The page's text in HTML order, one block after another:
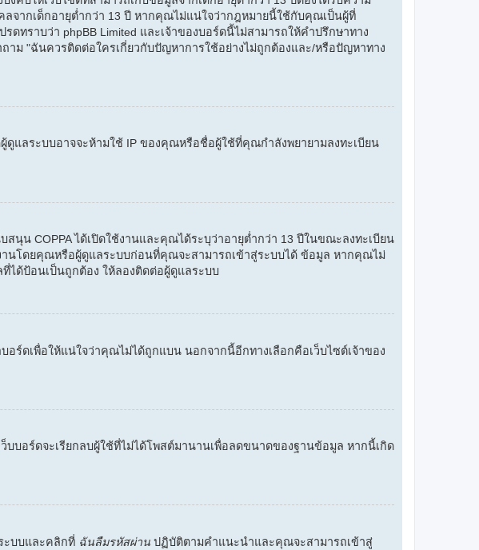
จากเด็กอายุต่ำกว่า 13 ปี หากคุณไม่แน่ใจว่ากฎหมายนี้ใช้กับคุณเป็นผู้ที่
ทราบว่า phpBB Limited และเจ้าของบอร์ดนี้ไม่สามารถให้คำปรึกษาทาง
ม "ฉันควรติดต่อใครเกี่ยวกับปัญหาการใช้อย่างไม่ถูกต้องและ/หรือปัญหาทาง
ผู้ดูแลระบบอาจจะห้ามใช้ IP ของคุณหรือชื่อผู้ใช้ที่คุณกำลังพยายามลงทะเบียน
น COPPA ได้เปิดใช้งานและคุณได้ระบุว่าอายุต่ำกว่า 13 ปีในขณะลงทะเบียน
านโดยคุณหรือผู้ดูแลระบบก่อนที่คุณจะสามารถเข้าสู่ระบบได้ ข้อมูล หากคุณไม่
ได้ป้อนเป็นถูกต้อง ให้ลองติดต่อผู้ดูแลระบบ
ร์ดเพื่อให้แน่ใจว่าคุณไม่ได้ถูกแบน นอกจากนี้อีกทางเลือกคือเว็บไซต์เจ้าของ
บอร์ดจะเรียกลบผู้ใช้ที่ไม่ได้โพสต์มานานเพื่อลดขนาดของฐานข้อมูล หากนี้เกิด
ะบบและคลิกที่ ฉันลืมรหัสผ่าน ปฏิบัติตามคำแนะนำและคุณจะสามารถเข้าสู่